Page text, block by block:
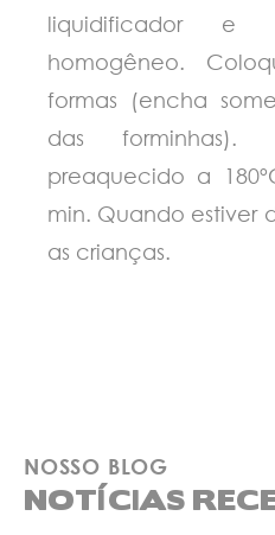
liquidificador
homogêneo.
formas (encha
das
preaquecido a
min. Quando estiver
as crianças.
NOSSO BLOG
NOTÍCIAS